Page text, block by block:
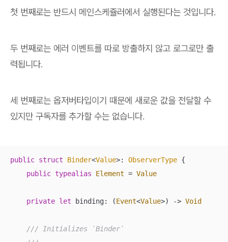
첫 번째로는 반드시 메인스케쥴러에서 실행된다는 것입니다.
두 번째로는 에러 이벤트를 따로 방출하지 않고 로그로만 출
력됩니다.
세 번째로는 옵저버타입이기 때문에 새로운 값을 전달할 수
있지만 구독자를 추가할 수는 없습니다.
public struct Binder<Value>: ObserverType {
public typealias Element = Value
private let binding: (Event<Value>) -> Void
/// Initializes `Binder`